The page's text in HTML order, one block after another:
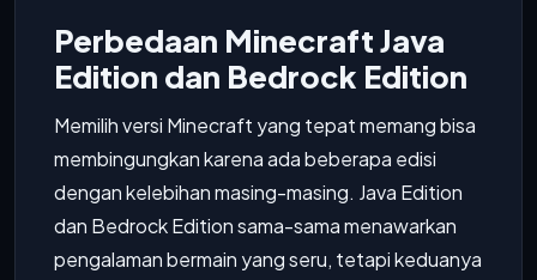
Perbedaan Minecraft Java
Edition dan Bedrock Edition
Memilih versi Minecraft yang tepat memang bisa
membingungkan karena ada beberapa edisi
dengan kelebihan masing-masing. Java Edition
dan Bedrock Edition sama-sama menawarkan
pengalaman bermain yang seru, tetapi keduanya